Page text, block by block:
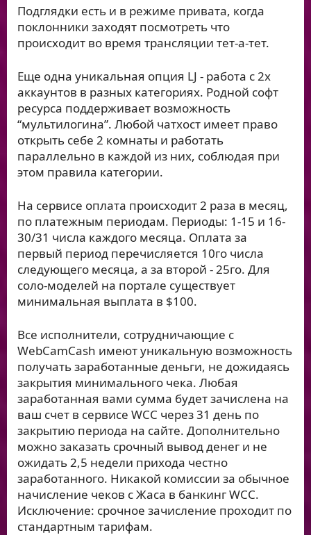
Подглядки есть и в режиме привата, когда
поклонники заходят посмотреть что
происходит во время трансляции тет-а-тет.
Еще одна уникальная опция LJ - работа с 2х
аккаунтов в разных категориях. Родной софт
ресурса поддерживает возможность
“мультилогина”. Любой чатхост имеет право
открыть себе 2 комнаты и работать
параллельно в каждой из них, соблюдая при
этом правила категории.
На сервисе оплата происходит 2 раза в месяц,
по платежным периодам. Периоды: 1-15 и 16-
30/31 числа каждого месяца. Оплата за
первый период перечисляется 10го числа
следующего месяца, а за второй - 25го. Для
соло-моделей на портале существует
минимальная выплата в $100.
Все исполнители, сотрудничающие с
WebCamCash имеют уникальную возможность
получать заработанные деньги, не дожидаясь
закрытия минимального чека. Любая
заработанная вами сумма будет зачислена на
ваш счет в сервисе WCC через 31 день по
закрытию периода на сайте. Дополнительно
можно заказать срочный вывод денег и не
ожидать 2,5 недели прихода честно
заработанного. Никакой комиссии за обычное
начисление чеков с Жаса в банкинг WCC.
Исключение: срочное зачисление проходит по
стандартным тарифам.